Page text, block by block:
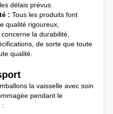
délais prévus.
: Tous les produits font
qualité rigoureux,
la durabilité,
de sorte que toute
qualité.
la vaisselle avec soin
pendant le
: